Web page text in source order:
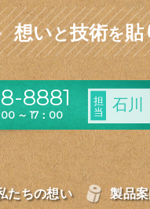
想いと技術を貼
8881
～ 17：00
担
当
石川
たちの想い 製品